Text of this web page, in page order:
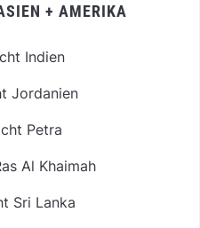
+ AMERIKA
Indien
Jordanien
Petra
Al Khaimah
Sri Lanka